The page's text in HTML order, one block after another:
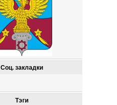
Соц. закладки
Тэги